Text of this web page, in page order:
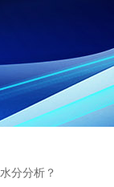
分分析？